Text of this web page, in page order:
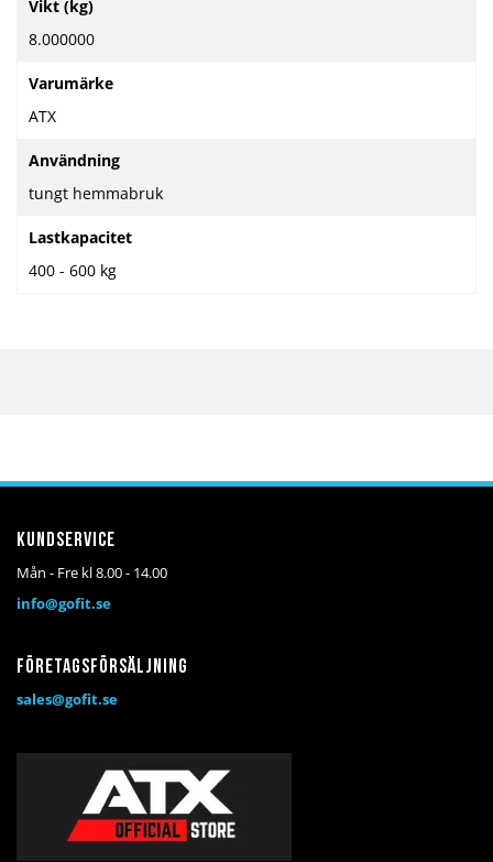
information
Vikt (kg)
8.000000
Varumärke
ATX
Användning
tungt hemmabruk
Lastkapacitet
400 - 600 kg
Kundservice
Mån - Fre kl 8.00 - 14.00
info@gofit.se
Företagsförsäljning
sales@gofit.se